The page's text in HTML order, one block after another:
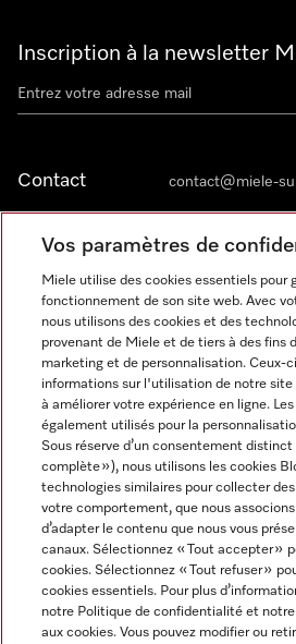
Inscription à la newsletter
Contact contact@miele-
Langue
FRANÇAIS
Informations légales
CGV
Protection des données
Miele sur Facebook
Miele sur Youtube
Miele sur Instagram
Miele sur
Vos paramètres de
Miele utilise des cookies essentiels pour
fonctionnement de son site web. Avec
nous utilisons des cookies et des
provenant de Miele et de tiers à des fins
marketing et de personnalisation. Ceux-
informations sur l'utilisation de notre site
à améliorer votre expérience en ligne.
également utilisés pour la
Sous réserve d’un consentement
complète »), nous utilisons les cookies
technologies similaires pour collecter
votre comportement, que nous
d’adapter le contenu que nous vous
canaux. Sélectionnez « Tout accepter »
cookies. Sélectionnez « Tout refuser »
cookies essentiels. Pour plus
notre Politique de confidentialité et
aux cookies. Vous pouvez modifier ou